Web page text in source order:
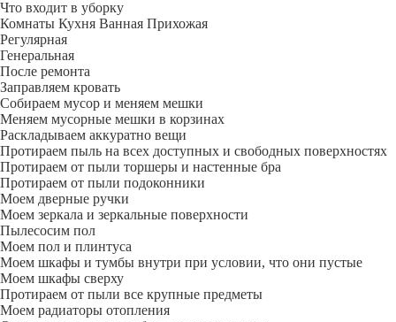
Что входит в уборку
Регу­лярная
Гене­ральная
После ремонта
Заправляем кровать
Собираем мусор и меняем мешки
Меняем мусорные мешки в корзинах
Раскладываем аккуратно вещи
Протираем пыль на всех доступных и свободных поверхностях
Протираем от пыли торшеры и настенные бра
Протираем от пыли подоконники
Моем дверные ручки
Моем зеркала и зеркальные поверхности
Пылесосим пол
Моем пол и плинтуса
Моем шкафы и тумбы внутри при условии, что они пустые
Моем шкафы сверху
Протираем от пыли все крупные предметы
Моем радиаторы отопления